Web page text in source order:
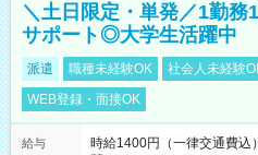
＼土日限定・単発／1勤務
サポート◎大学生活躍中
派遣 職種未経験OK 社会人未経験
WEB登録・面接OK
給与
時給1400円（一律交通費